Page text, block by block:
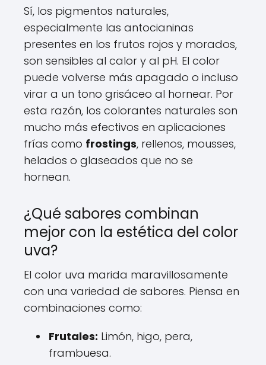
Sí, los pigmentos naturales,
especialmente las antocianinas
presentes en los frutos rojos y morados,
son sensibles al calor y al pH. El color
puede volverse más apagado o incluso
virar a un tono grisáceo al hornear. Por
esta razón, los colorantes naturales son
mucho más efectivos en aplicaciones
frías como frostings, rellenos, mousses,
helados o glaseados que no se
hornean.
¿Qué sabores combinan
mejor con la estética del color
uva?
El color uva marida maravillosamente
con una variedad de sabores. Piensa en
combinaciones como:
Frutales: Limón, higo, pera,
frambuesa.